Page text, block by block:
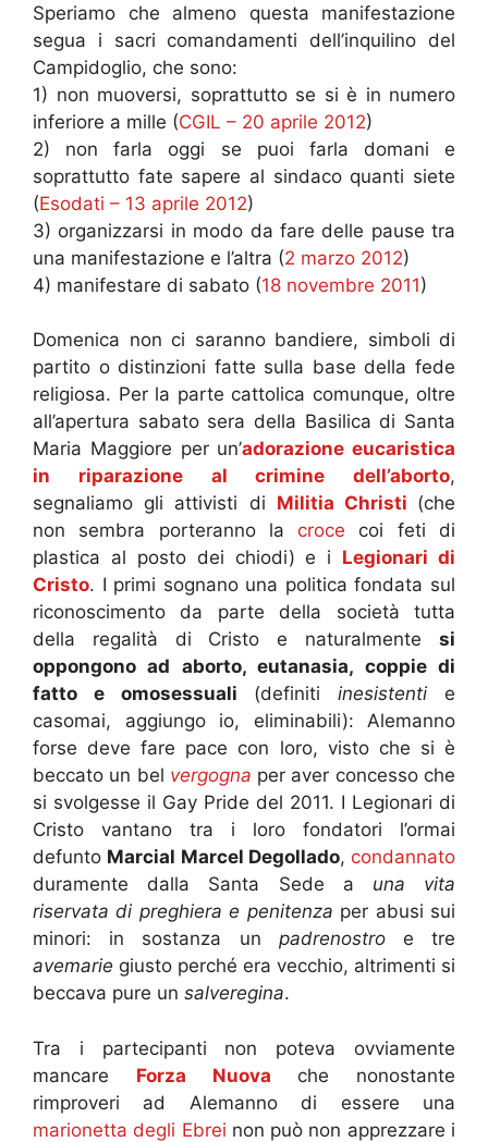
Speriamo che almeno questa manifestazione
segua i sacri comandamenti dell’inquilino del
Campidoglio, che sono:
1) non muoversi, soprattutto se si è in numero
inferiore a mille (CGIL – 20 aprile 2012)
2) non farla oggi se puoi farla domani e
soprattutto fate sapere al sindaco quanti siete
(Esodati – 13 aprile 2012)
3) organizzarsi in modo da fare delle pause tra
una manifestazione e l’altra (2 marzo 2012)
4) manifestare di sabato (18 novembre 2011)
Domenica non ci saranno bandiere, simboli di
partito o distinzioni fatte sulla base della fede
religiosa. Per la parte cattolica comunque, oltre
all’apertura sabato sera della Basilica di Santa
Maria Maggiore per un’adorazione eucaristica
in riparazione al crimine dell’aborto,
segnaliamo gli attivisti di Militia Christi (che
non sembra porteranno la croce coi feti di
plastica al posto dei chiodi) e i Legionari di
Cristo. I primi sognano una politica fondata sul
riconoscimento da parte della società tutta
della regalità di Cristo e naturalmente si
oppongono ad aborto, eutanasia, coppie di
fatto e omosessuali (definitiinesistenti e
casomai, aggiungo io, eliminabili): Alemanno
forse deve fare pace con loro, visto che si è
beccato un bel vergogna per aver concesso che
si svolgesse il Gay Pride del 2011. I Legionari di
Cristo vantano tra i loro fondatori l’ormai
defunto Marcial Marcel Degollado, condannato
duramente dalla Santa Sede a una vita
riservata di preghiera e penitenza per abusi sui
minori: in sostanza un padrenostroe tre
avemarie giusto perché era vecchio, altrimenti si
beccava pure un salveregina.
Tra i partecipanti non poteva ovviamente
mancare Forza Nuova che nonostante
rimproveri ad Alemanno di essere una
marionetta degli Ebrei non può non apprezzare i